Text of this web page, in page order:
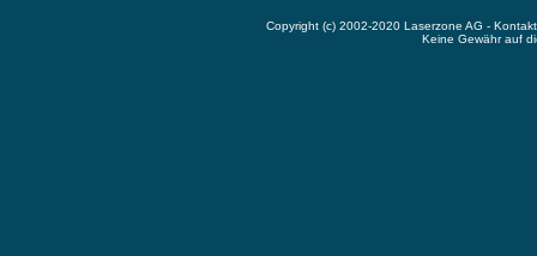
Copyright (c) 2002-2020 Laserzone AG -
Keine Gewähr auf